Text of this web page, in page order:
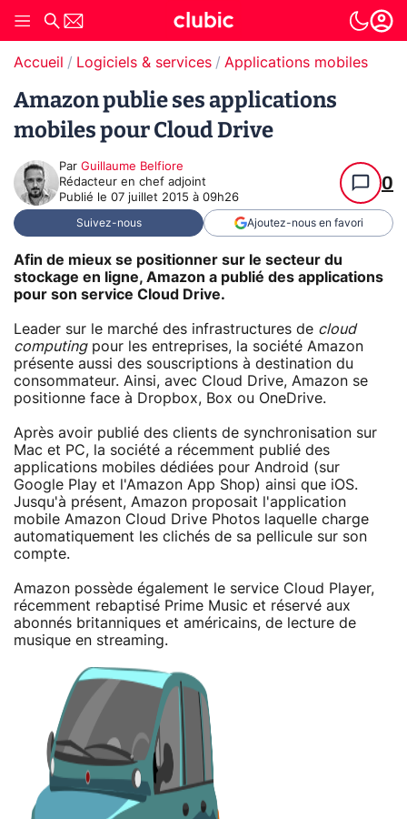
Accueil Logiciels & services Applications mobiles
Amazon publie ses applications
mobiles pour Cloud Drive
Par Guillaume Belfiore
Rédacteur en chef adjoint
Publié le 07 juillet 2015 à 09h26
0
Suivez-nous Ajoutez-nous en favori
Afin de mieux se positionner sur le secteur du
stockage en ligne, Amazon a publié des applications
pour son service Cloud Drive.
Leader sur le marché des infrastructures de cloud
computingpour les entreprises, la société Amazon
présente aussi des souscriptions à destination du
consommateur. Ainsi, avec Cloud Drive, Amazon se
positionne face à Dropbox, Box ou OneDrive.
Après avoir publié des clients de synchronisation sur
Mac et PC, la société a récemment publié des
applications mobiles dédiées pour Android (sur
Google Play et l'Amazon App Shop) ainsi que iOS.
Jusqu'à présent, Amazon proposait l'application
mobile Amazon Cloud Drive Photos laquelle charge
automatiquement les clichés de sa pellicule sur son
compte.
Amazon possède également le service Cloud Player,
récemment rebaptisé Prime Music et réservé aux
abonnés britanniques et américains, de lecture de
musique en streaming.